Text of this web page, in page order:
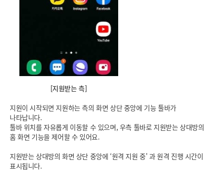
[지원받는 측]
지원이 시작되면 지원하는 측의 화면 상단 중앙에 기능 툴바가
나타납니다.
툴바 위치를 자유롭게 이동할 수 있으며, 우측 툴바로 지원받는 상대방의
홈 화면 기능을 제어할 수 있어요.
지원받는 상대방의 화면 상단 중앙에 ‘원격 지원 중' 과 원격 진행 시간이
표시됩니다.